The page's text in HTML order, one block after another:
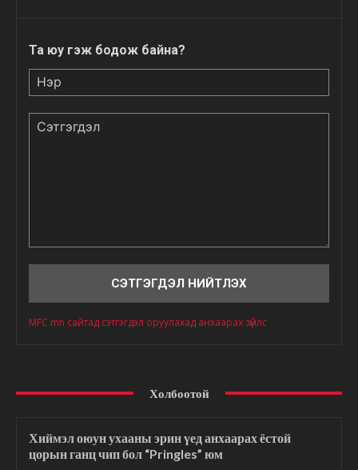
Та юу гэж бодож байна?
MFC.mn сайтад сэтгэгдэл оруулахад анхаарах зүйлс
Холбоотой
Хиймэл оюун ухааны эрин үед анхаарах ёстой
цорын ганц чип бол “Pringles” юм